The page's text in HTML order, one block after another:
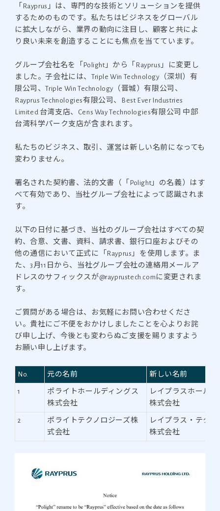
「Rayprus」は、専門的な技術とソリューションを提供
するためのものです。私たちはビジネスをグローバル
に拡大しながら、業界の動向に注目し、顧客と共によ
り良い未来を創造することにも焦点を当てています。
グループ会社名を「Polight」から「Rayprus」に変更し
ました。子会社には、Triple Win Technology（深圳）有
限公司、Triple Win Technology（晋城）有限公司、
Rayprus Technologies有限公司、Best Ever Industries
Limited 台湾支店、Cens Way Technologies有限公司 中部
台湾科学パーク支店が含まれます。
私たちのビジネス、取引、運営は新しい名前になっても
変わりません。
署名された契約書、法的文書（「Polight」の名義）はす
べて有効であり、当社グループ会社によって認識されま
す。
以下の日付に基づき、当社のグループ会社はすべての契
約、合意、文書、資料、請求書、銀行口座およびその
他の通信において正式に「Rayprus」を使用します。ま
た、3月11日から、当社グループ会社の連絡用メールア
ドレスのサフィックスが@rayprustech.comに変更されま
す。
ご質問がある場合は、お気軽にお問い合わせくださ
い。貴社にご不便をおかけしましたことを心よりお詫
び申し上げ、今後とも変わらぬご支援を賜りますよう
お願い申し上げます。
No. 元の名前 新しい名前
1
ポライトホールディングス
株式会社
レイプラスホール
株式会社
2
ポライトテクノロジーズ株
式会社
レイプラス・テク
株式会社